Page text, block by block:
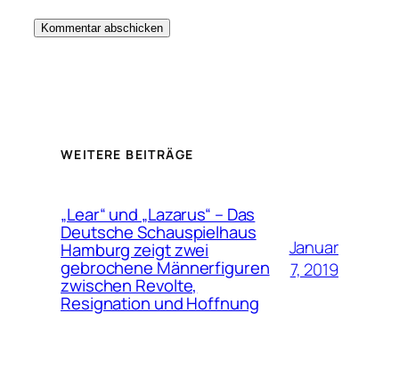
WEITERE BEITRÄGE
„Lear“ und „Lazarus“ – Das
Deutsche Schauspielhaus
Hamburg zeigt zwei
gebrochene Männerfiguren
zwischen Revolte,
Resignation und Hoffnung
Januar
7, 2019